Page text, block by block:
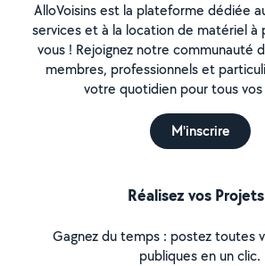
AlloVoisins est la plateforme dédiée
services et à la location de matériel à
vous ! Rejoignez notre communauté
membres, professionnels et
votre quotidien pour tous
M'inscrire
Réalisez vos
Gagnez du temps : postez toutes
publiques en un clic.